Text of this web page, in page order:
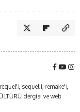
sequel'i, remake'i,
dergisi ve web